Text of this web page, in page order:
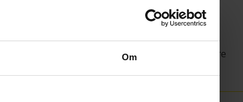
Om
Guld
Ädelmetall
18K Gold
Singapore